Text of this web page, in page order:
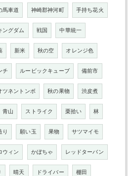
馬車道 神崎郡神河町 手持ち花火
ングダム 戦国 中華統一
新米 秋の空 オレンジ色
チ ルービックキューブ 備前市
ツネントンボ 秋の果物 渋皮煮
青山 ストライク 栗拾い 林
り 願い玉 果物 サツマイモ
ウィン かぼちゃ レッドターバン
晴天 ドライバー 棚田